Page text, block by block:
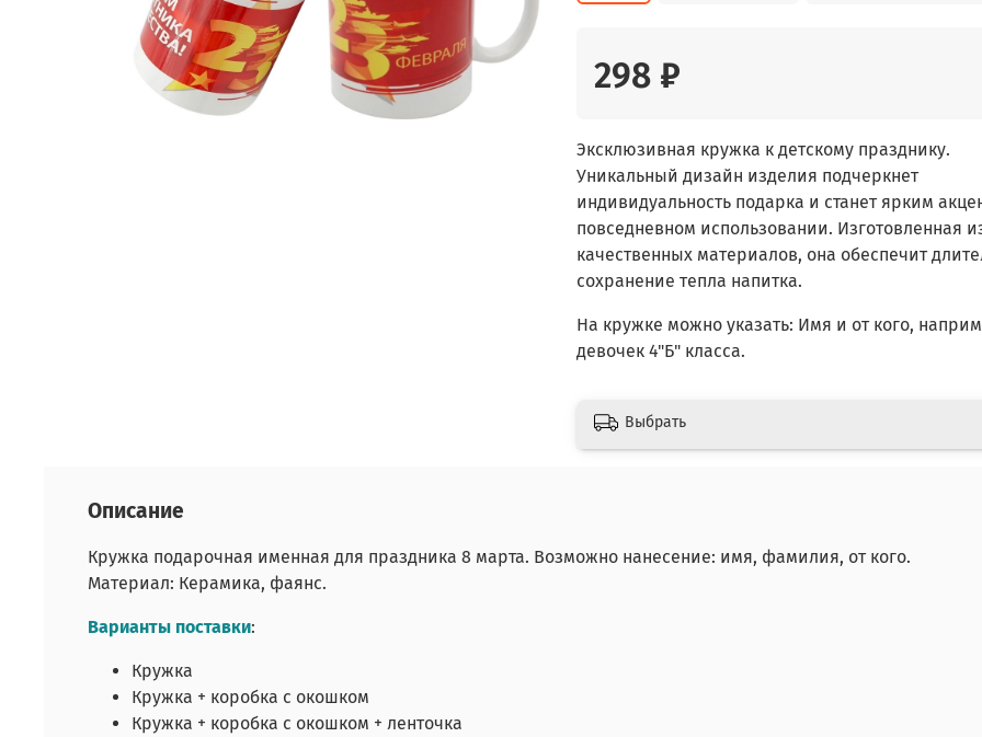
298 ₽
Эксклюзивная кружка к детскому празднику.
Уникальный дизайн изделия подчеркнет
индивидуальность подарка и станет ярким
повседневном использовании. Изготовленная
качественных материалов, она обеспечит
сохранение тепла напитка.
На кружке можно указать: Имя и от кого,
девочек 4"Б" класса.
Выбрать
Описание
Кружка подарочная именная для праздника 8 марта. Возможно нанесение: имя, фамилия, от кого.
Материал: Керамика, фаянс.
Варианты поставки:
Кружка
Кружка + коробка с окошком
Кружка + коробка с окошком + ленточка